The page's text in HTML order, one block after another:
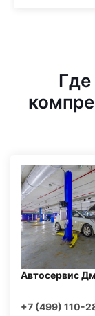
Автосервис
+7 (499) 110-